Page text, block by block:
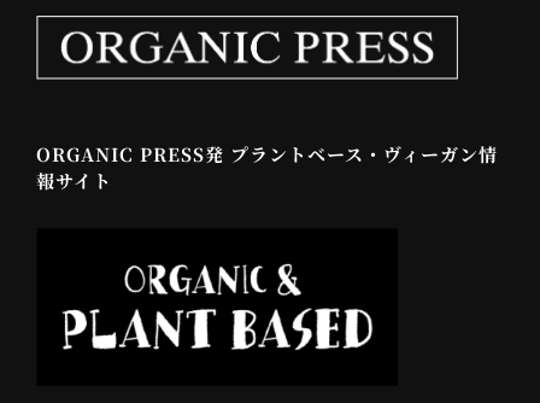
ORGANIC PRESS発 プラントベース・ヴィーガン情
報サイト